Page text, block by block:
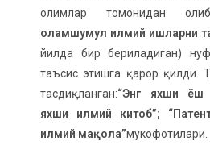
олимлар томонидан
оламшумул илмий ишларни
йилда бир бериладиган)
таъсис этишга қарор қилди.
тасдиқланган:“Энг яхши ёш
яхши илмий китоб”;
илмий мақола”мукофотилари.